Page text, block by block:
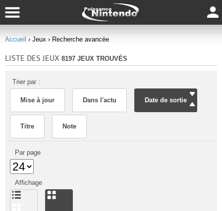
Accueil › Jeux › Recherche avancée
LISTE DES JEUX 8197 JEUX TROUVÉS
Trier par :
Mise à jour Dans l'actu Date de sortie
Titre Note
Par page
Affichage